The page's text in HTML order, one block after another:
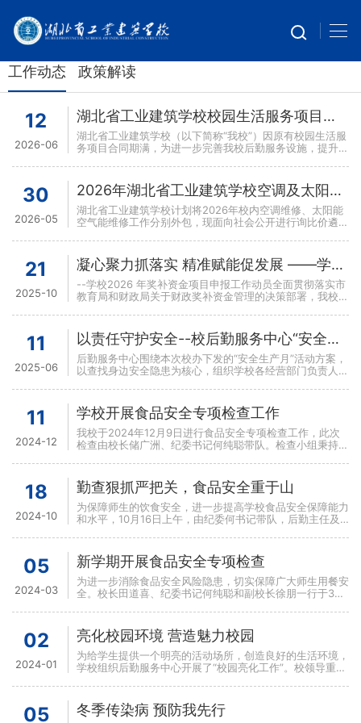
工作动态 政策解读
12
2026-06
湖北省工业建筑学校校园生活服务项目供应商遴选通知
湖北省工业建筑学校（以下简称“我校”）因原有校园生活服
务项目合同期满，为进一步完善我校后勤服务设施，提升广
30
2026-05
2026年湖北省工业建筑学校空调及太阳能空气能维修服务外包询比价遴选公告
湖北省工业建筑学校计划将2026年校内空调维修、太阳能
空气能维修工作分别外包，现面向社会公开进行询比价遴
21
2025-10
凝心聚力抓落实 精准赋能促发展 ——学校组织召开2026年奖补资金项目申报工作动员部署会
--学校2026 年奖补资金项目申报工作动员全面贯彻落实市
教育局和财政局关于财政奖补资金管理的决策部署，我校于
11
2025-06
以责任守护安全--校后勤服务中心“安全生产月”工作落实会
后勤服务中心围绕本次校办下发的“安全生产月”活动方案，
以查找身边安全隐患为核心，组织学校各经营部门负责人，
11
2024-12
学校开展食品安全专项检查工作
我校于2024年12月9日进行食品安全专项检查工作，此次
检查由校长储广洲、纪委书记何纯聪带队。检查小组秉持着
18
2024-10
勤查狠抓严把关，食品安全重于山
为保障师生的饮食安全，进一步提高学校食品安全保障能力
和水平，10月16日上午，由纪委何书记带队，后勤主任及
05
2024-03
新学期开展食品安全专项检查
为进一步消除食品安全风险隐患，切实保障广大师生用餐安
全。校长田道喜、纪委书记何纯聪和副校长徐朋一行于3月
02
2024-01
亮化校园环境 营造魅力校园
为给学生提供一个明亮的活动场所，创造良好的生活环境，
学校组织后勤服务中心开展了“校园亮化工作”。校领导重视
05 冬季传染病 预防我先行